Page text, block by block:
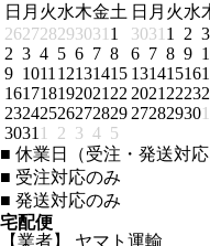
日 月 火水木金土
262728293031 1
2 3 4 5 6 7 8
9 1011 12131415
161718192021 22
23242526272829
3031 1 2 3 4 5
日 月 火水
3031 1 2 3
6 7 8 9
13141516
2021 2223
272829301
■ 休業日（受注・発送対応
■ 受注対応のみ
■ 発送対応のみ
宅配便
【業者】 ヤマト運輸